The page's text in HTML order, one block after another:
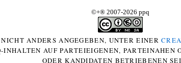
©+® 2007-2026 ppq
ANDERS ANGEGEBEN, UNTER EINER
AUF PARTEIEIGENEN,
ODER KANDIDATEN BETRIEBENEN